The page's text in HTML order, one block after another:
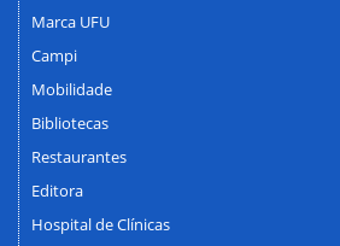
Marca UFU
Campi
Mobilidade
Bibliotecas
Restaurantes
Editora
Hospital de Clínicas